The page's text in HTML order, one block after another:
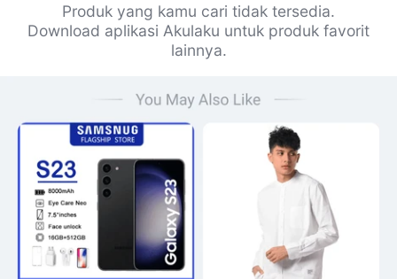
Produk yang kamu cari tidak tersedia.
Download aplikasi Akulaku untuk produk favorit
lainnya.